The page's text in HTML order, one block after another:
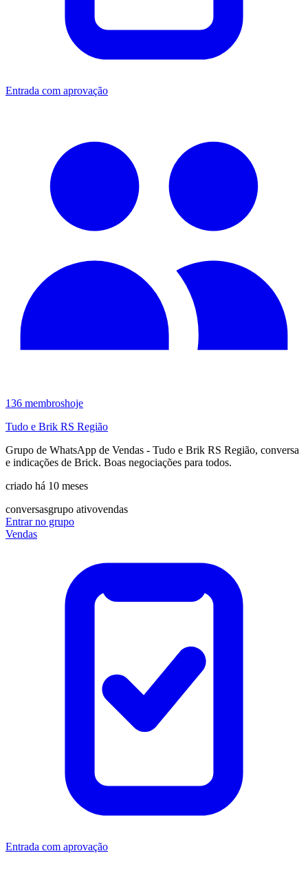
Entrada com aprovação
136 membroshoje
Tudo e Brik RS Região
Grupo de WhatsApp de Vendas - Tudo e Brik RS Região, conversa
e indicações de Brick. Boas negociações para todos.
criado há 10 meses
conversasgrupo ativovendas
Entrar no grupo
Vendas
Entrada com aprovação